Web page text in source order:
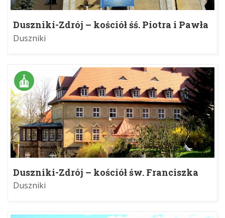
Duszniki-Zdrój – kościół śś. Piotra i Pawła
Duszniki
Duszniki-Zdrój – kościół św. Franciszka
Duszniki